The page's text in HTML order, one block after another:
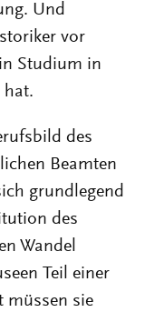
Und
vor
Studium in
hat.
des
Beamten
grundlegend
des
Wandel
Teil einer
müssen sie